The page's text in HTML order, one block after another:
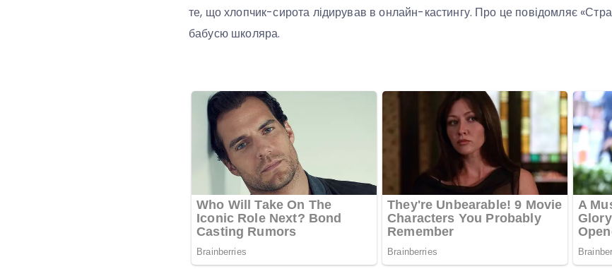
те, що хлопчик-сирота лідирував в онлайн-кастингу. Про це повідомляє
бабусю школяра.